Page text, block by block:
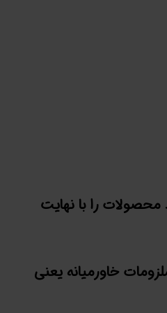
را با نهایت
خاورمیانه یعنی